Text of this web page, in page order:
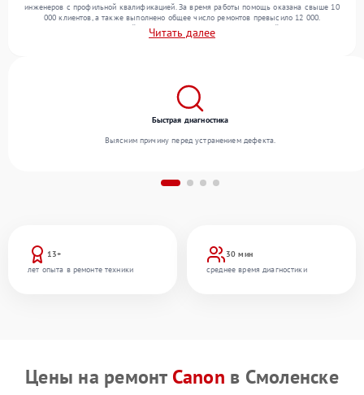
инженеров с профильной квалификацией. За время работы помощь оказана свыше 10
000 клиентов, а также выполнено общее число ремонтов превысило 12 000.
Ежемесячно в сервисный центр поступает более 300 обращений, включая , ,
оргтехнику. Мы работаем с широким спектром неисправностей и поддерживаем
Читать далее
13+
лет опыта в ремонте техники
30 мин
среднее время диагностики
Быстрая диагностика
Выясним причину перед устранением дефекта.
Цены на ремонт Canon в Смоленске